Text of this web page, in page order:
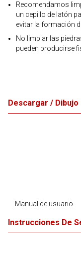
Recomendamos
un cepillo de latón
evitar la formación
No limpiar las
pueden producirse
Descargar / Dibujo
Manual de usuario
Instrucciones De